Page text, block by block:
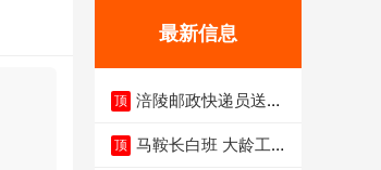
最新信息
顶 涪陵邮政快递员送货
顶 马鞍长白班 大龄工大